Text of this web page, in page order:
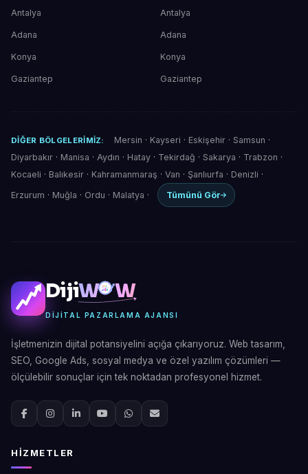
Antalya
Adana
Konya
Gaziantep
Antalya
Adana
Konya
Gaziantep
DIĞER BÖLGELERIMIZ: Mersin · Kayseri · Eskişehir· Samsun ·
Diyarbakır · Manisa · Aydın · Hatay · Tekirdağ · Sakarya · Trabzon ·
Kocaeli · Balıkesir · Kahramanmaraş · Van · Şanlıurfa · Denizli ·
Erzurum · Muğla · Ordu · Malatya · Tümünü Gör
DijiW W
DIJITAL PAZARLAMA AJANSI
İşletmenizin dijital potansiyelini açığa çıkarıyoruz. Web tasarım,
SEO, Google Ads, sosyal medya ve özel yazılım çözümleri —
ölçülebilir sonuçlar için tek noktadan profesyonel hizmet.
HIZMETLER